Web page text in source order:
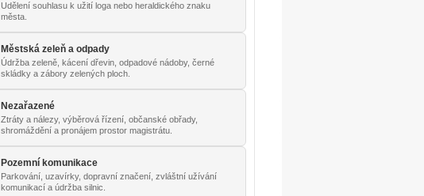
Udělení souhlasu k užití loga nebo heraldického znaku
města.
Městská zeleň a odpady
Údržba zeleně, kácení dřevin, odpadové nádoby, černé
skládky a zábory zelených ploch.
Nezařazené
Ztráty a nálezy, výběrová řízení, občanské obřady,
shromáždění a pronájem prostor magistrátu.
Pozemní komunikace
Parkování, uzavírky, dopravní značení, zvláštní užívání
komunikací a údržba silnic.